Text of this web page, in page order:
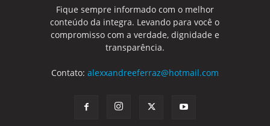
Fique sempre informado com o melhor
conteúdo da integra. Levando para você o
compromisso com a verdade, dignidade e
transparência.
Contato: alexxandreeferraz@hotmail.com